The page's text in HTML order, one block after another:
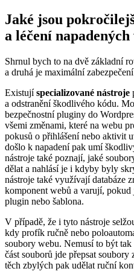
Jaké jsou
a léčení napadených
Shrnul bych to na dvě základní
a druhá je maximální
Existujíspecializované nástroje
a odstranění škodlivého kódu.
bezpečnostní pluginy do
všemi změnami, které na webu
pokusů o přihlášení nebo aktivit
došlo k napadení pak umí
nástroje také poznají, jaké
dělat a nahlásí je i kdyby byly
nástroje také využívají databáze
komponent webů a varují,
plugin nebo šablona.
V případě, že i tyto nástroje
kdy profík ručně nebo
soubory webu. Nemusí to být
část souborů jde přepsat
těch zbylých pak udělat ruční